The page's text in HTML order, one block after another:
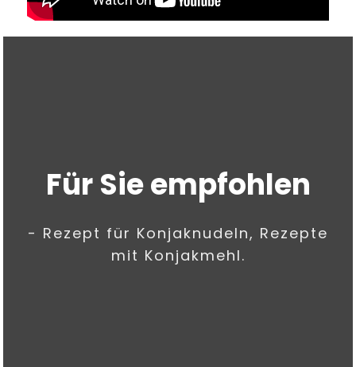
Für Sie empfohlen
- Rezept für Konjaknudeln, Rezepte
mit Konjakmehl.